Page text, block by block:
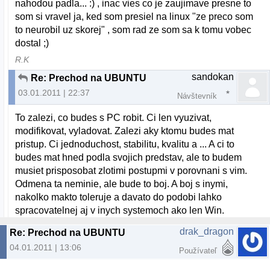
nahodou padla... :) , inac vies co je zaujimave presne to
som si vravel ja, ked som presiel na linux "ze preco som
to neurobil uz skorej" , som rad ze som sa k tomu vobec
dostal ;)
R.K
Re: Prechod na UBUNTU
03.01.2011 | 22:37
sandokan
Návštevník
To zalezi, co budes s PC robit. Ci len vyuzivat,
modifikovat, vyladovat. Zalezi aky ktomu budes mat
pristup. Ci jednoduchost, stabilitu, kvalitu a ... A ci to
budes mat hned podla svojich predstav, ale to budem
musiet prisposobat zlotimi postupmi v porovnani s vim.
Odmena ta neminie, ale bude to boj. A boj s inymi,
nakolko makto toleruje a davato do podobi lahko
spracovatelnej aj v inych systemoch ako len Win.
Re: Prechod na UBUNTU
04.01.2011 | 13:06
drak_dragon
Používateľ